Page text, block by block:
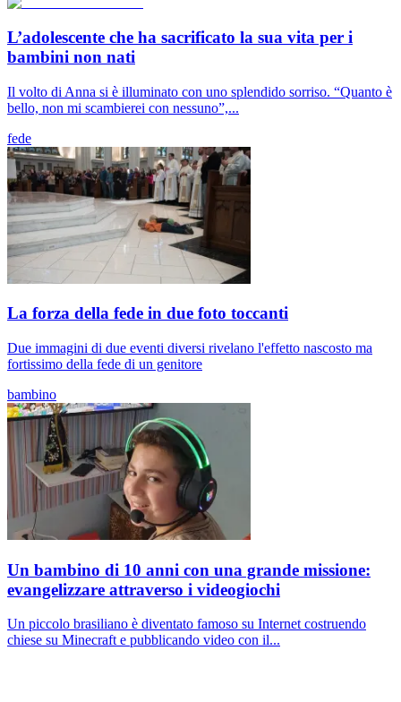
L’adolescente che ha sacrificato la sua vita per i
bambini non nati
Il volto di Anna si è illuminato con uno splendido sorriso. “Quanto è
bello, non mi scambierei con nessuno”,...
fede
La forza della fede in due foto toccanti
Due immagini di due eventi diversi rivelano l'effetto nascosto ma
fortissimo della fede di un genitore
bambino
Un bambino di 10 anni con una grande missione:
evangelizzare attraverso i videogiochi
Un piccolo brasiliano è diventato famoso su Internet costruendo
chiese su Minecraft e pubblicando video con il...